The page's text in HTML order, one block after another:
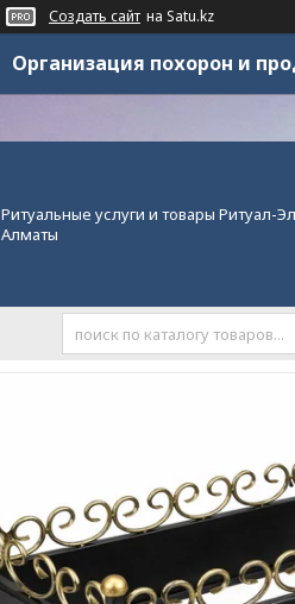
Создать сайт на Satu.kz
Организация похорон и
Ритуальные услуги и товары Ритуал-
Алматы